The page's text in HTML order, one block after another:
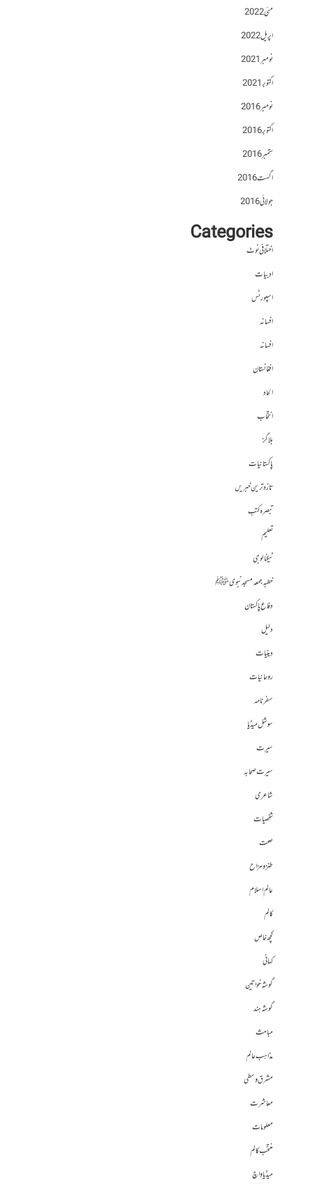
مئی 2022
اپریل 2022
نومبر 2021
اکتوبر 2021
نومبر 2016
اکتوبر 2016
ستمبر 2016
اگست 2016
جولائی 2016
Categories
اختلافی نوٹ
ادبیات
اسپورٹس
افسانہ
افسانہ
افغانستان
الحاد
انتخاب
بلاگز
پاکستانیات
تازہ ترین خبریں
تبصرہ کتب
تعلیم
ٹیکنالوجی
خطبہ جمعہ مسجد نبوی ﷺ
دفاع پاکستان
دلیل
دینیات
روحانیات
سفرنامہ
سوشل میڈیا
سیرت
سیرت صحابہ
شاعری
شخصیات
صحت
طنز و مزاح
عالم اسلام
کالم
کچھ خاص
کہانی
گوشہ خواتین
گوشہ ہند
مباحث
مذاہب عالم
مشرق وسطی
معاشرت
معلومات
منتخب کالم
میڈیا واچ